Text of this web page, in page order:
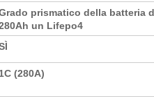
prismatico della batteria
un Lifepo4
1C (280A)